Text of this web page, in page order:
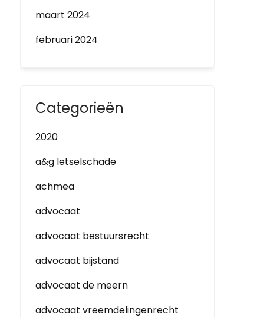
maart 2024
februari 2024
Categorieën
2020
a&g letselschade
achmea
advocaat
advocaat bestuursrecht
advocaat bijstand
advocaat de meern
advocaat vreemdelingenrecht